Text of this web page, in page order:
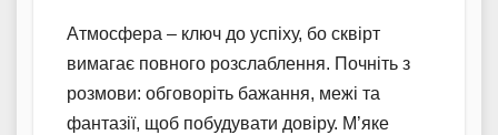
Атмосфера – ключ до успіху, бо сквірт
вимагає повного розслаблення. Почніть з
розмови: обговоріть бажання, межі та
фантазії, щоб побудувати довіру. М’яке